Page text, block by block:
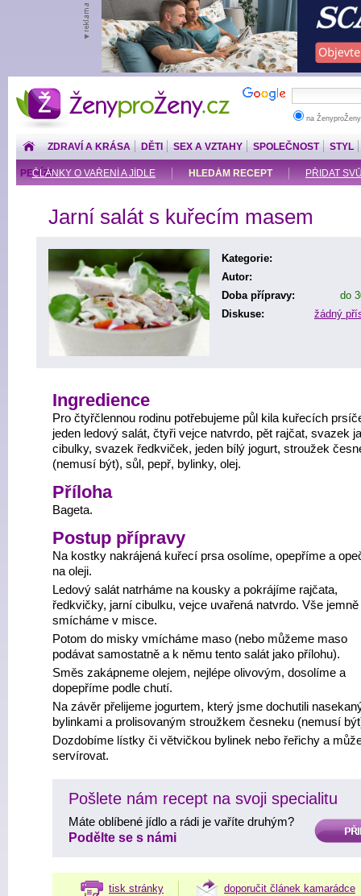
ŽenyproŽeny.cz
na
ZDRAVÍ A KRÁSA DĚTI SEX A VZTAHY SPOLEČNOST STYL
ČLÁNKY O VAŘENÍ A JÍDLE HLEDÁM RECEPT PŘIDAT
PENÍZE
Jarní salát s kuřecím masem
Kategorie:
Autor:
Doba přípravy:
do
Diskuse:
žádný
Ingredience
Pro čtyřčlennou rodinu potřebujeme půl kila kuřecích
jeden ledový salát, čtyři vejce natvrdo, pět rajčat, svazek
cibulky, svazek ředkviček, jeden bílý jogurt, stroužek
(nemusí být), sůl, pepř, bylinky, olej.
Příloha
Bageta.
Postup přípravy
Na kostky nakrájená kuřecí prsa osolíme, opepříme a
na oleji.
Ledový salát natrháme na kousky a pokrájíme rajčata,
ředkvičky, jarní cibulku, vejce uvařená natvrdo. Vše jemně
smícháme v misce.
Potom do misky vmícháme maso (nebo můžeme maso
podávat samostatně a k němu tento salát jako přílohu).
Směs zakápneme olejem, nejlépe olivovým, dosolíme a
dopepříme podle chutí.
Na závěr přelijeme jogurtem, který jsme dochutili
bylinkami a prolisovaným stroužkem česneku (nemusí
Dozdobíme lístky či větvičkou bylinek nebo řeřichy a
servírovat.
Pošlete nám recept na svoji specialitu
PŘIDAT
Máte oblíbené jídlo a rádi je vaříte druhým?
Podělte se s námi
tisk stránky doporučit článek kamarádce